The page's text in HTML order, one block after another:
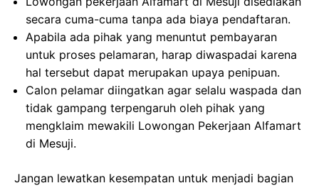
secara cuma-cuma tanpa ada biaya pendaftaran.
Apabila ada pihak yang menuntut pembayaran
untuk proses pelamaran, harap diwaspadai karena
hal tersebut dapat merupakan upaya penipuan.
Calon pelamar diingatkan agar selalu waspada dan
tidak gampang terpengaruh oleh pihak yang
mengklaim mewakili Lowongan Pekerjaan Alfamart
di Mesuji.
Jangan lewatkan kesempatan untuk menjadi bagian